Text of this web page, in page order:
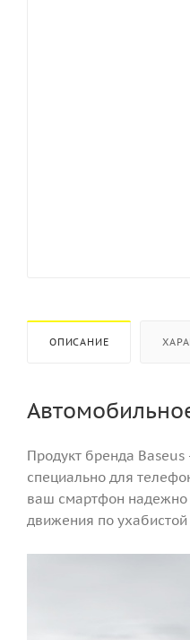
ОПИСАНИЕ
Продукт бренда Baseus
специально для
ваш смартфон надежно
движения по ухабистой